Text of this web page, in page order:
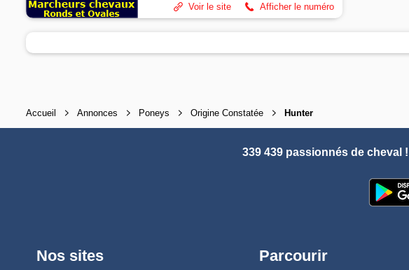
Afficher le numéro
Voir le site
Accueil Annonces Poneys Origine Constatée Hunter
339 439 passionnés de cheval !
Nos sites Parcourir